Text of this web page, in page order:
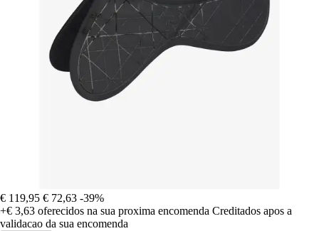
€ 119,95 € 72,63 -39%
+€ 3,63 oferecidos na sua proxima encomenda Creditados apos a
validacao da sua encomenda